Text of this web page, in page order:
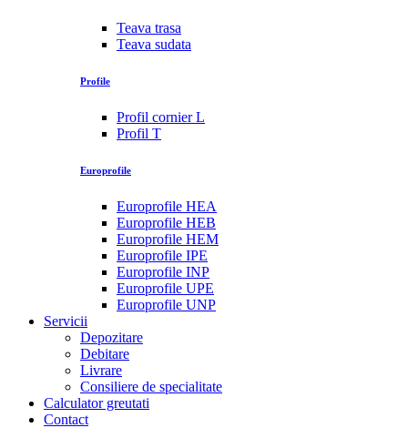
Teava trasa
Teava sudata
Profile
Profil cornier L
Profil T
Europrofile
Europrofile HEA
Europrofile HEB
Europrofile HEM
Europrofile IPE
Europrofile INP
Europrofile UPE
Europrofile UNP
Servicii
Depozitare
Debitare
Livrare
Consiliere de specialitate
Calculator greutati
Contact